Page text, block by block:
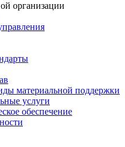
организации
материальной поддержки
услуги
обеспечение